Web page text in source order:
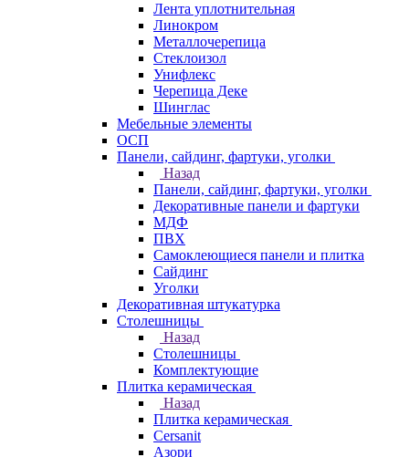
Лента уплотнительная
Линокром
Металлочерепица
Стеклоизол
Унифлекс
Черепица Деке
Шинглас
Мебельные элементы
ОСП
Панели, сайдинг, фартуки, уголки
Назад
Панели, сайдинг, фартуки, уголки
Декоративные панели и фартуки
МДФ
ПВХ
Самоклеющиеся панели и плитка
Сайдинг
Уголки
Декоративная штукатурка
Столешницы
Назад
Столешницы
Комплектующие
Плитка керамическая
Назад
Плитка керамическая
Cersanit
Азори